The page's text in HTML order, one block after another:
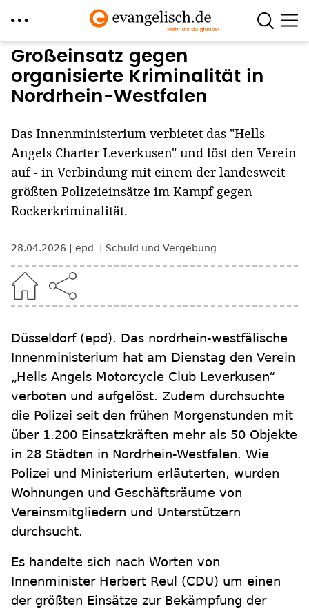
Direkt
zum
Inhalt
Großeinsatz gegen
organisierte Kriminalität in
Nordrhein-Westfalen
Das Innenministerium verbietet das "Hells
Angels Charter Leverkusen" und löst den Verein
auf - in Verbindung mit einem der landesweit
größten Polizeieinsätze im Kampf gegen
Rockerkriminalität.
28.04.2026 epd Schuld und Vergebung
Düsseldorf (epd). Das nordrhein-westfälische
Innenministerium hat am Dienstag den Verein
„Hells Angels Motorcycle Club Leverkusen“
verboten und aufgelöst. Zudem durchsuchte
die Polizei seit den frühen Morgenstunden mit
über 1.200 Einsatzkräften mehr als 50 Objekte
in 28 Städten in Nordrhein-Westfalen. Wie
Polizei und Ministerium erläuterten, wurden
Wohnungen und Geschäftsräume von
Vereinsmitgliedern und Unterstützern
durchsucht.
Es handelte sich nach Worten von
Innenminister Herbert Reul (CDU) um einen
der größten Einsätze zur Bekämpfung der